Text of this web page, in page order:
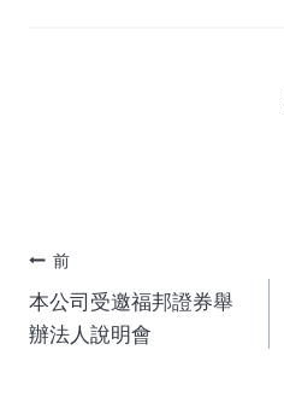
投
稿
前
本公司受邀福邦證券舉
辦法人說明會